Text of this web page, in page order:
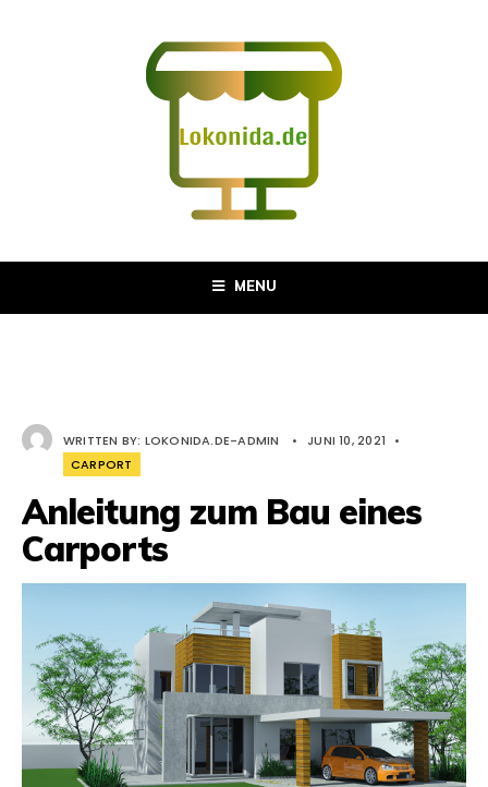
MENU
WRITTEN BY: LOKONIDA.DE-ADMIN • JUNI 10, 2021
•
CARPORT
Anleitung zum Bau eines
Carports